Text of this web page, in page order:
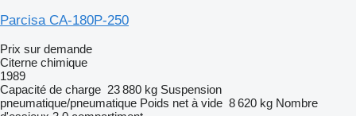
Parcisa CA-180P-250
Prix sur demande
Citerne chimique
1989
Capacité de charge 23 880 kg Suspension
pneumatique/pneumatique Poids net à vide 8 620 kg Nombre